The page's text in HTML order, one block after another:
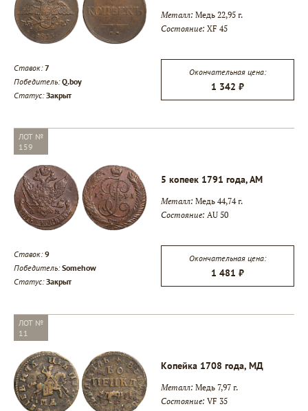
Металл: Медь 22,95 г.
Состояние: XF 45
Ставок:7
Победитель: Q.boy
Статус:Закрыт
Окончательная цена:
1 342 ₽
ЛОТ №
159
5 копеек 1791 года, АМ
Металл: Медь 44,74 г.
Состояние: AU 50
Ставок:9
Победитель: Somehow
Статус:Закрыт
Окончательная цена:
1 481 ₽
ЛОТ №
11
Копейка 1708 года, МД
Металл: Медь 7,97 г.
Состояние: VF 35